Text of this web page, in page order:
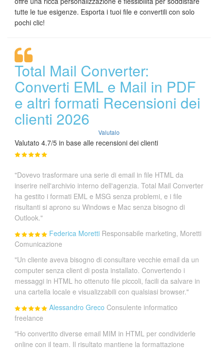
tutte le tue esigenze. Esporta i tuoi file e convertili con solo
pochi clic!
Total Mail Converter:
Converti EML e Mail in PDF
e altri formati Recensioni dei
clienti 2026
Valutalo
Valutato 4.7/5 in base alle recensioni dei clienti
"Dovevo trasformare una serie di email in file HTML da
inserire nell'archivio interno dell'agenzia. Total Mail Converter
ha gestito i formati EML e MSG senza problemi, e i file
risultanti si aprono su Windows e Mac senza bisogno di
Outlook."
Federica Moretti Responsabile marketing, Moretti
Comunicazione
"Un cliente aveva bisogno di consultare vecchie email da un
computer senza client di posta installato. Convertendo i
messaggi in HTML ho ottenuto file piccoli, facili da salvare in
una cartella locale e visualizzabili con qualsiasi browser."
Alessandro Greco Consulente informatico
freelance
"Ho convertito diverse email MIM in HTML per condividerle
online con il team. Il risultato mantiene la formattazione